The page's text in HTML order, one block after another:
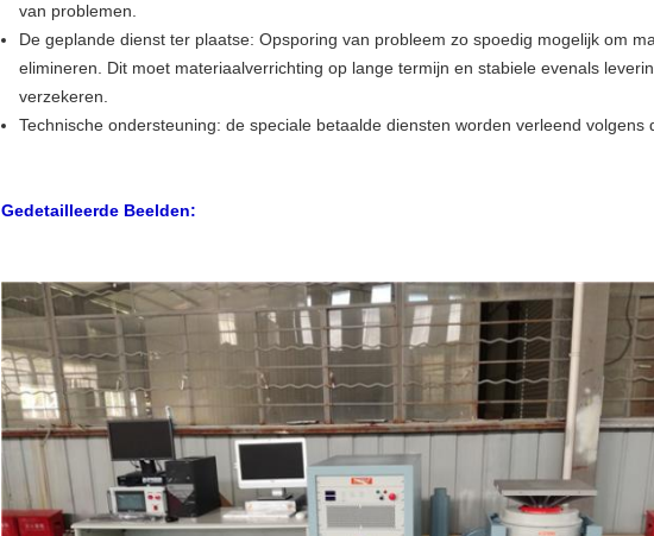
van problemen.
De geplande dienst ter plaatse: Opsporing van probleem zo spoedig mogelijk om
elimineren. Dit moet materiaalverrichting op lange termijn en stabiele evenals
verzekeren.
Technische ondersteuning: de speciale betaalde diensten worden verleend volgens
Gedetailleerde Beelden: